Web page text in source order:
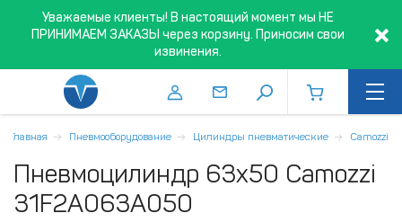
Уважаемые клиенты! В настоящий момент мы НЕ
ПРИНИМАЕМ ЗАКАЗЫ через корзину. Приносим свои
извинения.
Главная Пневмооборудование Цилиндры пневматические Camozzi
Пневмоцилиндр 63x50 Camozzi
31F2A063A050